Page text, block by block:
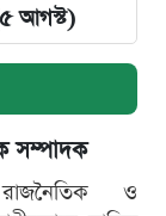
আগস্ট)
সম্পাদক
ও